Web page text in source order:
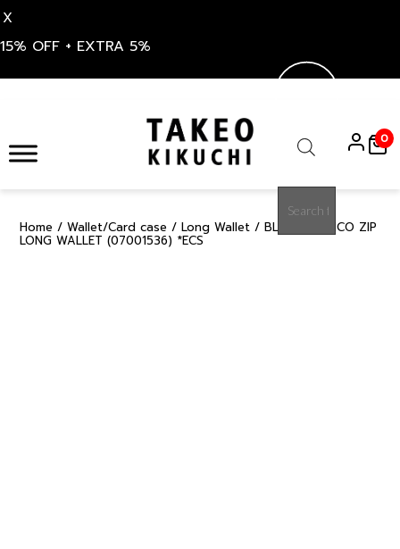
X
15% OFF + EXTRA 5%
content
search
0
Home / Wallet/Card case / Long Wallet / BLUE CLASSICO ZIP
LONG WALLET (07001536) *ECS
15%